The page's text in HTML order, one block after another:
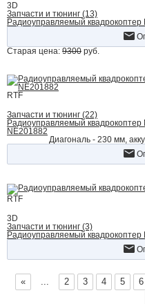
3D
Запчасти и тюнинг (13)
Радиоуправляемый квадрокоптер
Старая цена: 9300 руб.
RTF
Запчасти и тюнинг (22)
Радиоуправляемый
NE201882
Диагональ - 230 мм,
RTF
3D
Запчасти и тюнинг (3)
Радиоуправляемый квадрокоптер
« ... 2 3 4 5 6